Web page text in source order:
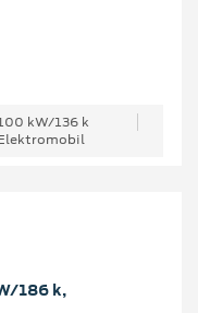
kW/136 k
186 k,